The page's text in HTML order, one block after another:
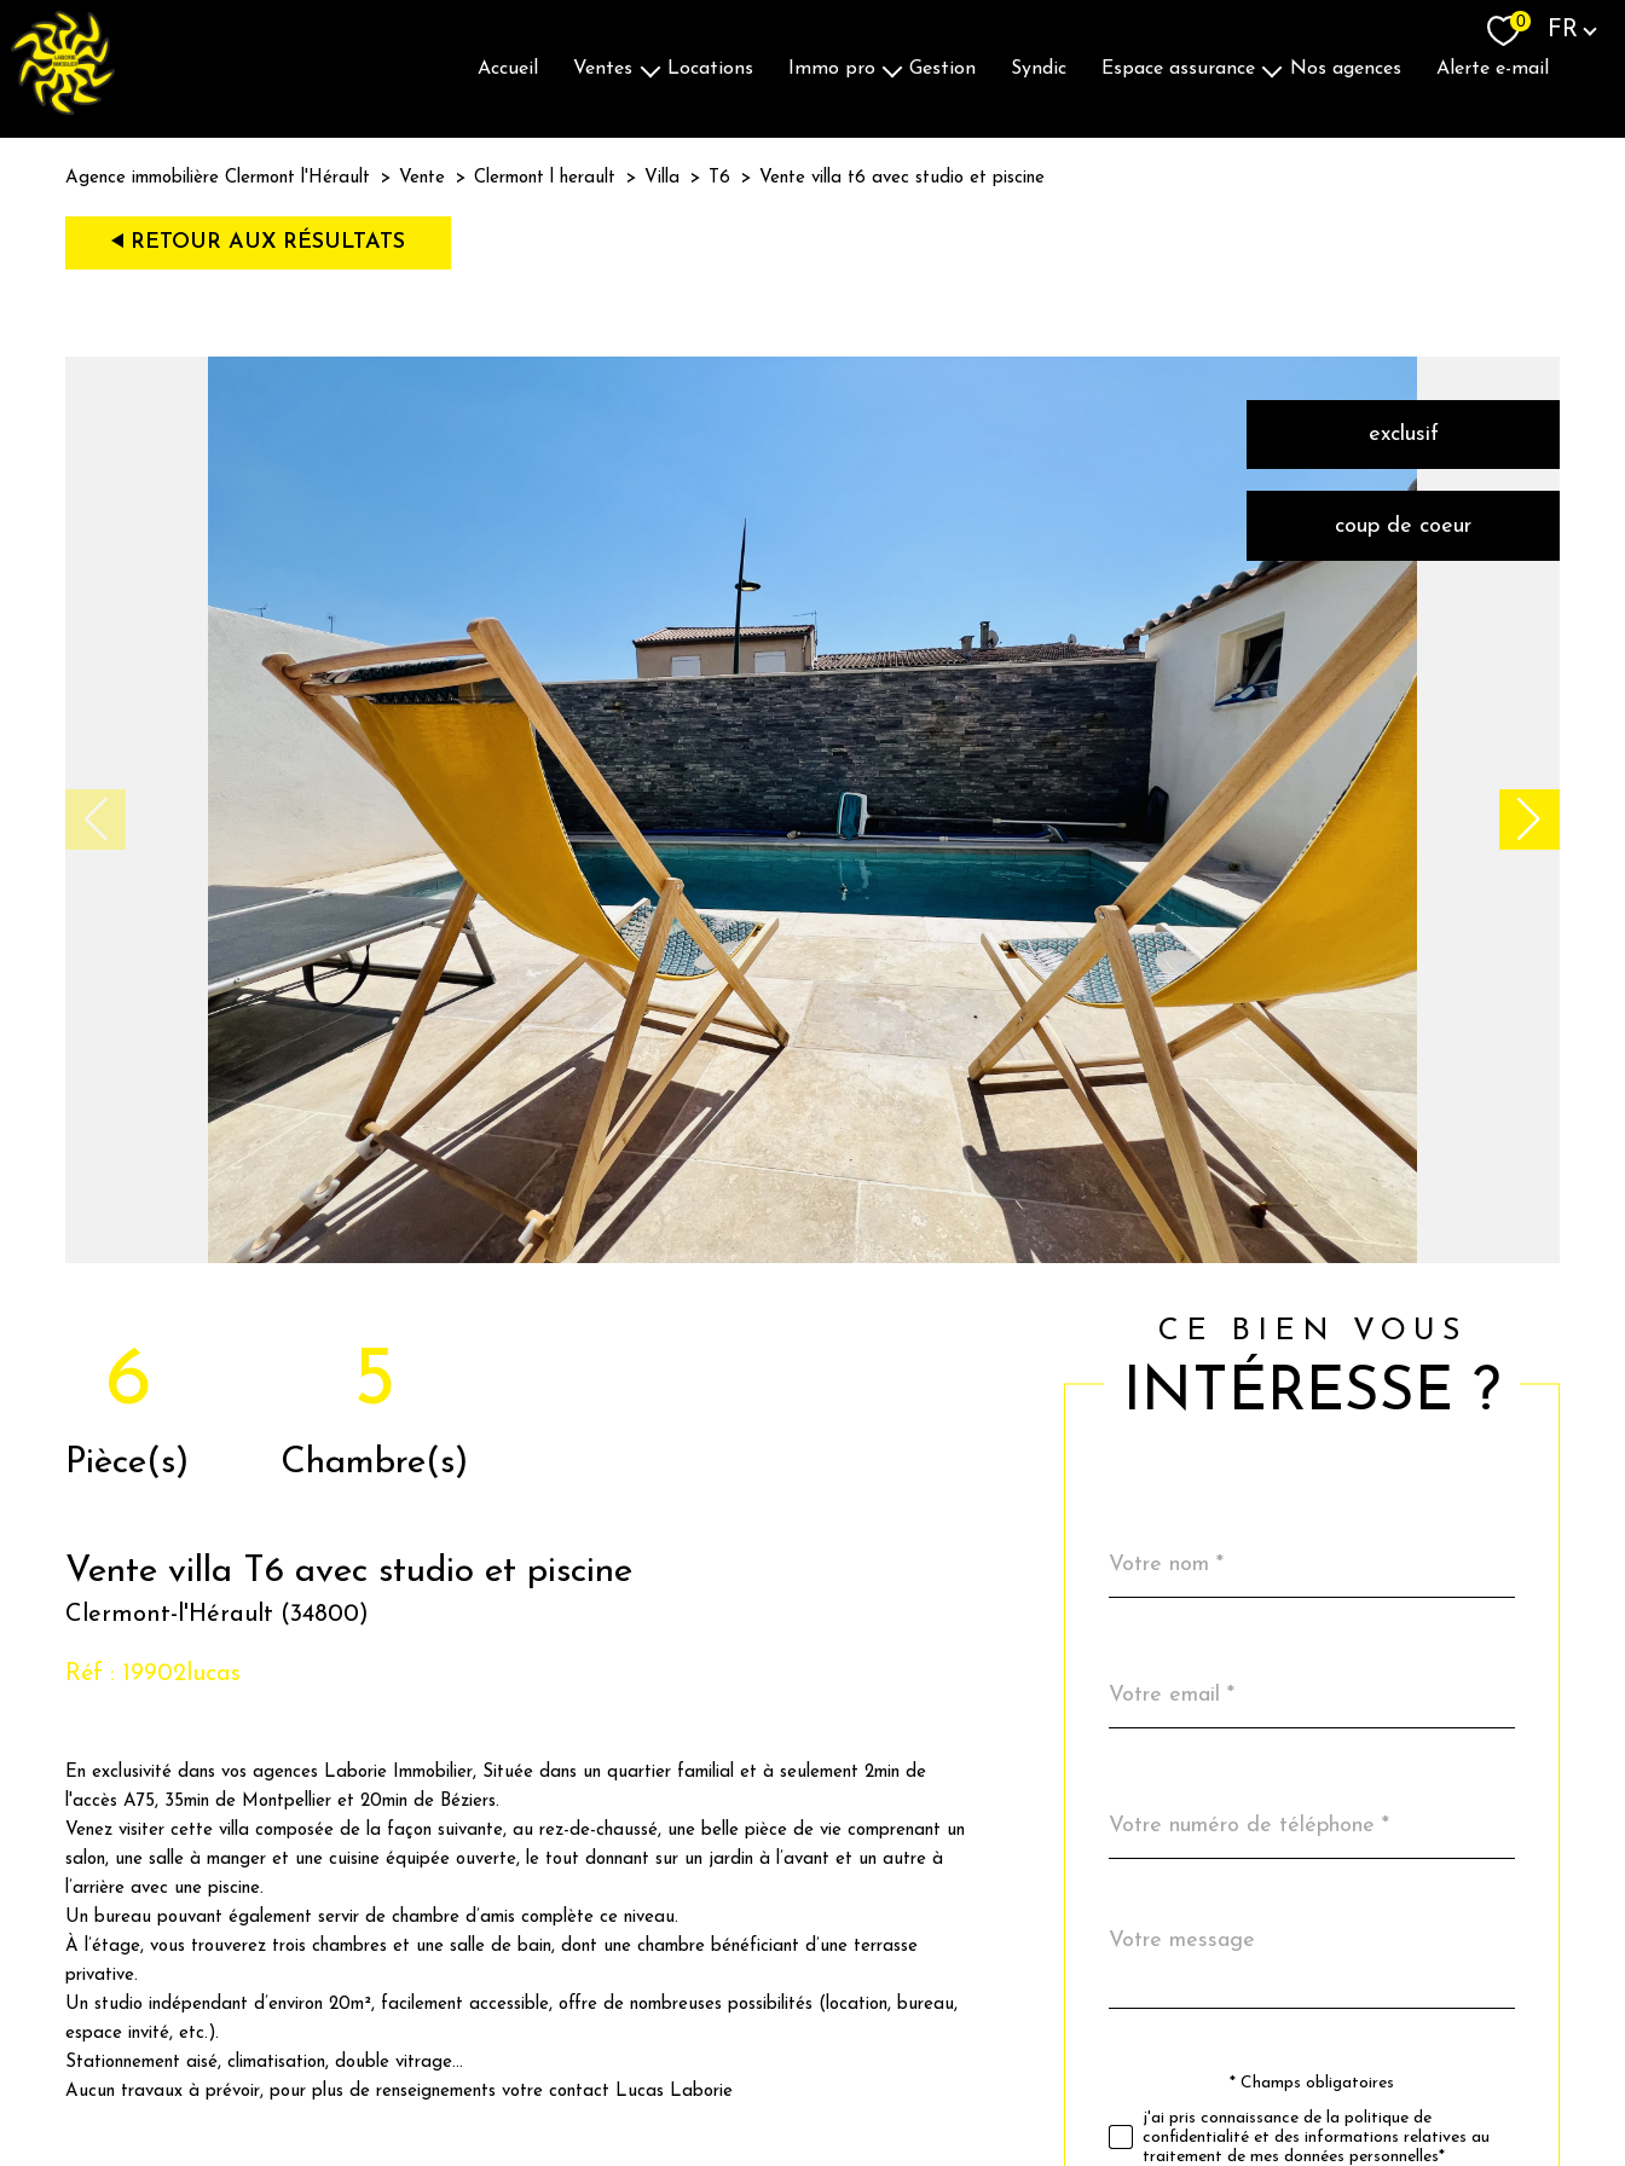
0 Langue
FR
accueil ventes locations immo pro gestion syndic espace assurance nos agences alerte e-mail
Agence immobilière Clermont l'Hérault Vente Clermont l herault Villa T6 Vente villa t6 avec studio et piscine
RETOUR AUX RÉSULTATS
exclusif
coup de coeur
6
Pièce(s)
5
Chambre(s)
Vente villa T6 avec studio et piscine
Clermont-l'Hérault (34800)
Réf : 19902lucas
En exclusivité dans vos agences Laborie Immobilier, Située dans un quartier familial et à seulement 2min de
l'accès A75, 35min de Montpellier et 20min de Béziers.
Venez visiter cette villa composée de la façon suivante, au rez-de-chaussé, une belle pièce de vie comprenant un
salon, une salle à manger et une cuisine équipée ouverte, le tout donnant sur un jardin à l’avant et un autre à
l’arrière avec une piscine.
Un bureau pouvant également servir de chambre d’amis complète ce niveau.
À l’étage, vous trouverez trois chambres et une salle de bain, dont une chambre bénéficiant d’une terrasse
privative.
Un studio indépendant d’environ 20m², facilement accessible, offre de nombreuses possibilités (location, bureau,
espace invité, etc.).
Stationnement aisé, climatisation, double vitrage...
Aucun travaux à prévoir, pour plus de renseignements votre contact Lucas Laborie
CE BIEN VOUS
INTÉRESSE ?
*
*
*
Fieldset
défaut
Message
Validation* Champs obligatoires
j'ai pris connaissance de la politique de
confidentialité et des informations relatives au
traitement de mes données personnelles*